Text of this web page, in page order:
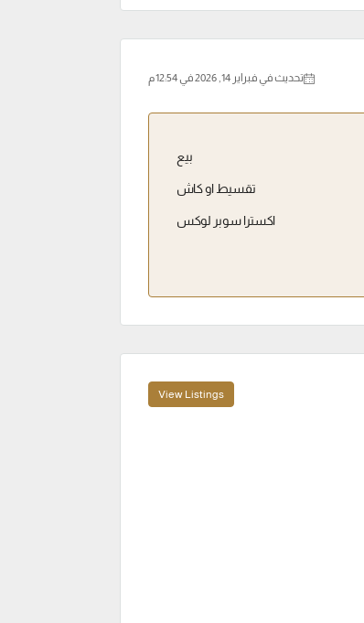
تحديث في فبراير 14, 2026 في 12:54 م
بيع
تقسيط او كاش
اكسترا سوبر لوكس
View Listings